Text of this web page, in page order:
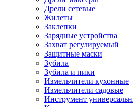
Дрели сетевые
Жилеты
Заклепки
Зарядные устройства
Захват регулируемый
Защитные маски
Зубила
Зубила и пики
Измельчители кухонные
Измельчители садовые
Инструмент